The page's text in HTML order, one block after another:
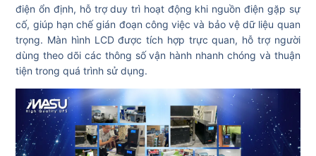
điện ổn định, hỗ trợ duy trì hoạt động khi nguồn điện gặp sự
cố, giúp hạn chế gián đoạn công việc và bảo vệ dữ liệu quan
trọng. Màn hình LCD được tích hợp trực quan, hỗ trợ người
dùng theo dõi các thông số vận hành nhanh chóng và thuận
tiện trong quá trình sử dụng.